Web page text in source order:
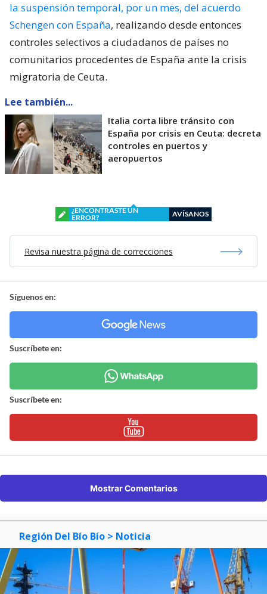
la suspensión temporal, por un mes, del acuerdo
Schengen con España, realizando desde entonces
controles selectivos a ciudadanos de países no
comunitarios procedentes de España ante la crisis
migratoria de Ceuta.
Lee también...
Italia corta libre tránsito con
España por crisis en Ceuta: decreta
controles en puertos y
aeropuertos
¿ENCONTRASTE UN
ERROR?
AVÍSANOS
Revisa nuestra página de correcciones
Síguenos en:
Suscríbete en:
Suscríbete en:
Mostrar Comentarios
Región Del Bío Bío > Noticia